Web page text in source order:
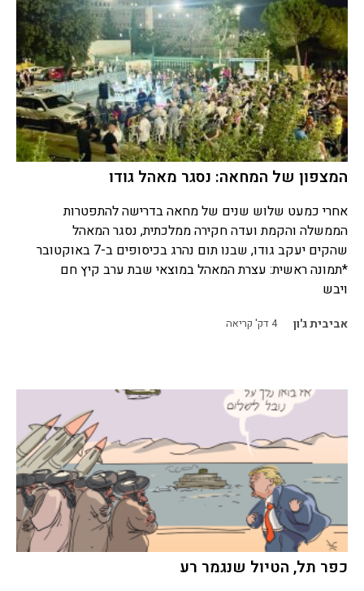
המצפון של המחאה: נסגר מאהל גודו
אחרי כמעט שלוש שנים של מחאה בדרישה להתפטרות
הממשלה והקמת ועדה חקירה ממלכתית, נסגר המאהל
שהקים יעקב גודו, שבנו תום נהרג בכיסופים ב-7 באוקטובר
*תמונה ראשית: עצרת המאהל במוצאי שבת ערב קיץ חם
ויבש
אביבית ג'ון 4דק' קריאה
כפר תל, הטיול שנגמר רע